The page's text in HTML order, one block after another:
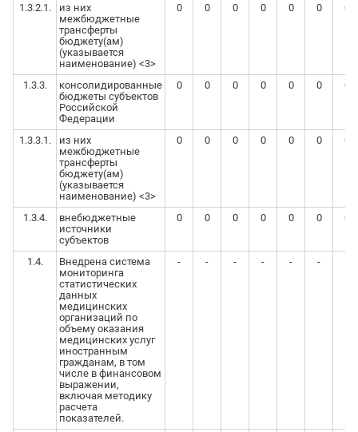
1.3.2.1.
из них
межбюджетные
трансферты
бюджету(ам)
(указывается
наименование) <3>
0 0 0 0 0 0 0
1.3.3.
консолидированные
бюджеты субъектов
Российской
Федерации
0 0 0 0 0 0 0
1.3.3.1.
из них
межбюджетные
трансферты
бюджету(ам)
(указывается
наименование) <3>
0 0 0 0 0 0 0
1.3.4.
внебюджетные
источники
субъектов
0 0 0 0 0 0 0
1.4.
Внедрена система
мониторинга
статистических
данных
медицинских
организаций по
объему оказания
медицинских услуг
иностранным
гражданам, в том
числе в финансовом
выражении,
включая методику
расчета
показателей.
- - - - - -